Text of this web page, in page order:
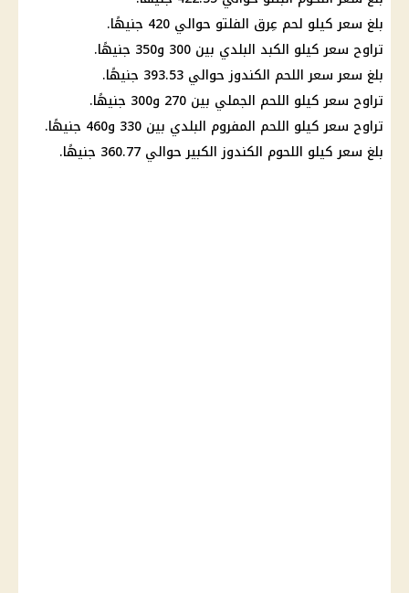
بلغ سعر كيلو لحم عِرق الفلتو حوالي 420 جنيهًا.
تراوح سعر كيلو الكبد البلدي بين 300 و350 جنيهًا.
بلغ سعر سعر اللحم الكندوز حوالي 393.53 جنيهًا.
تراوح سعر كيلو اللحم الجملي بين 270 و300 جنيهًا.
تراوح سعر كيلو اللحم المفروم البلدي بين 330 و460 جنيهًا.
بلغ سعر كيلو اللحوم الكندوز الكبير حوالي 360.77 جنيهًا.